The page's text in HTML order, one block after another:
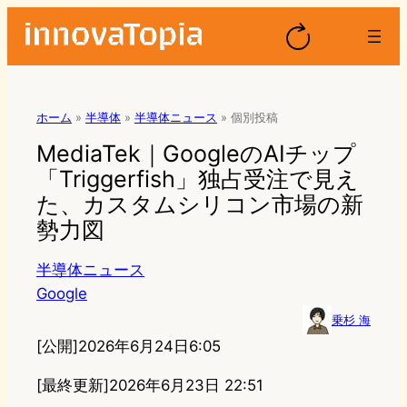
ホーム » 半導体 » 半導体ニュース » 個別投稿
MediaTek｜GoogleのAIチップ
「Triggerfish」独占受注で見え
た、カスタムシリコン市場の新
勢力図
半導体ニュース
Google
乗杉 海
[公開]2026年6月24日6:05
[最終更新]2026年6月23日 22:51